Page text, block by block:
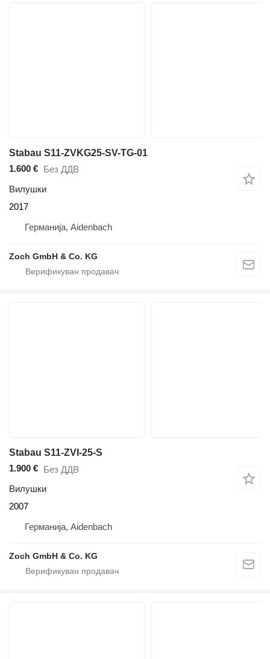
Stabau S11-ZVKG25-SV-TG-01
1.600 €
Без ДДВ
Вилушки
2017
Германија, Aidenbach
Zoch GmbH & Co. KG
Stabau S11-ZVI-25-S
1.900 € Без ДДВ
Вилушки
2007
Германија, Aidenbach
Zoch GmbH & Co. KG